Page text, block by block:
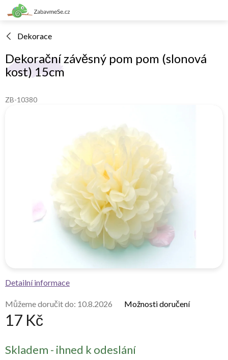
Přejít
na
Dekorace
Dekorační závěsný pom pom (slonová
kost) 15cm
ZB-10380
17 Kč
cena:
Skladem - ihned k odeslání
Můžeme doručit do: 10.8.2026 Možnosti doručení
Detailní informace